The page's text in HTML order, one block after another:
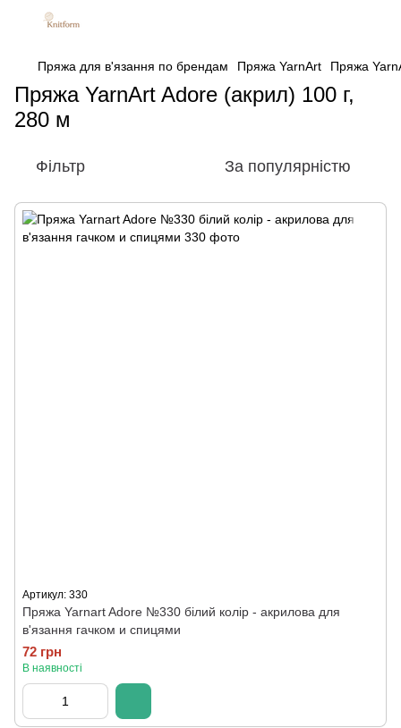
Пряжа для в'язання по брендам Пряжа YarnArt Пряжа
Пряжа YarnArt Adore (акрил) 100 г,
280 м
Фільтр За популярністю
Артикул: 330
Пряжа Yarnart Adore №330 білий колір - акрилова для
в'язання гачком и спицями
72 грн
В наявності